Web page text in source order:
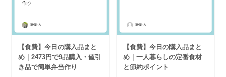
【食費】今日の購入品まと
め｜2473円で9品購入・値引
き品で簡単弁当作り
【食費】今日の購入品まと
め｜一人暮らしの定番食材
と節約ポイント